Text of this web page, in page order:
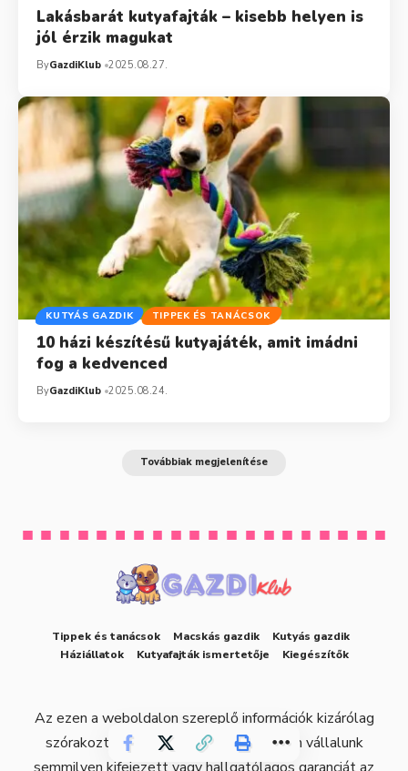
Lakásbarát kutyafajták – kisebb helyen is
jól érzik magukat
ByGazdiKlub 2025.08.27.
KUTYÁS GAZDIK TIPPEK ÉS TANÁCSOK
10 házi készítésű kutyajáték, amit imádni
fog a kedvenced
ByGazdiKlub 2025.08.24.
Továbbiak megjelenítése
Tippek és tanácsok Macskás gazdik
Kutyás gazdik
Háziállatok
Kutyafajták ismertetője Kiegészítők
Az ezen a weboldalon szereplő információk kizárólag
szórakoztatási célokat szolgálnak. Nem vállalunk